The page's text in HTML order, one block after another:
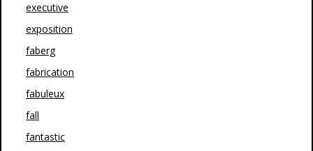
executive
exposition
faberg
fabrication
fabuleux
fall
fantastic